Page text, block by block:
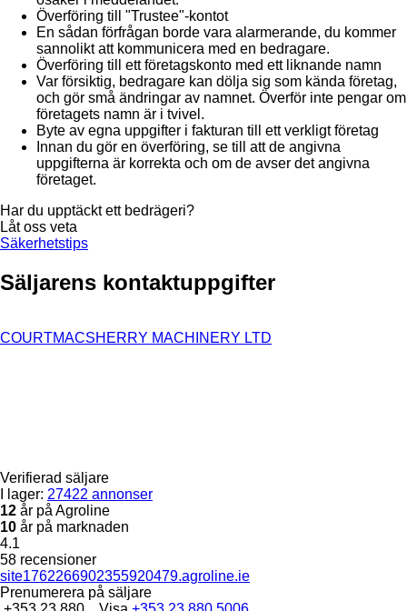
Överföring till "Trustee"-kontot
En sådan förfrågan borde vara alarmerande, du kommer
sannolikt att kommunicera med en bedragare.
Överföring till ett företagskonto med ett liknande namn
Var försiktig, bedragare kan dölja sig som kända företag,
och gör små ändringar av namnet. Överför inte pengar om
företagets namn är i tvivel.
Byte av egna uppgifter i fakturan till ett verkligt företag
Innan du gör en överföring, se till att de angivna
uppgifterna är korrekta och om de avser det angivna
företaget.
Har du upptäckt ett bedrägeri?
Låt oss veta
Säkerhetstips
Säljarens kontaktuppgifter
COURTMACSHERRY MACHINERY LTD
Verifierad säljare
I lager: 27422 annonser
12 år på Agroline
10 år på marknaden
4.1
58 recensioner
site1762266902355920479.agroline.ie
Prenumerera på säljare